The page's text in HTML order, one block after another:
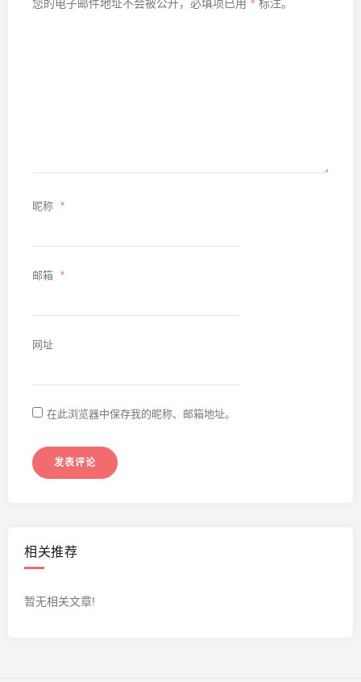
您的电子邮件地址不会被公开， 必填项已用 * 标注。
昵称 *
邮箱 *
网址
在此浏览器中保存我的昵称、邮箱地址。
相关推荐
暂无相关文章!